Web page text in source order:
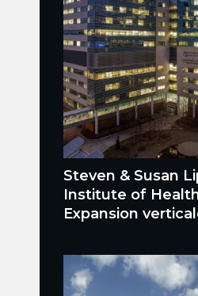
Steven & Susan
Institute of
Expansion